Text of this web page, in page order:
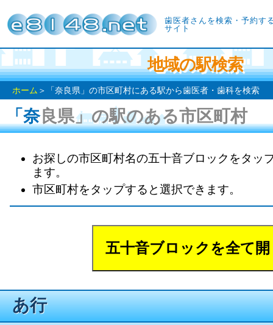
歯医者さんを検索・予約す
サイト
地域の駅検索
ホーム ＞「奈良県」の市区町村にある駅から歯医者・歯科を検索
「奈良県」の駅のある市区町村
お探しの市区町村名の五十音ブロックをタッ
ます。
市区町村をタップすると選択できます。
あ行